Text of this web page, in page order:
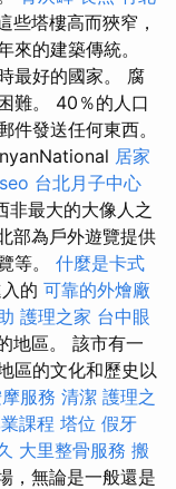
些塔樓高而狹窄，
來的建築傳統。
最好的國家。 腐
難。 40％的人口
件發送任何東西。
居家
台北月子中心
非最大的大像人之
部為戶外遊覽提供
等。 什麼是卡式
的 可靠的外燴廠
護理之家 台中眼
地區。 該市有一
區的文化和歷史以
服務 清潔 護理之
課程 塔位 假牙
大里整骨服務 搬
，無論是一般還是